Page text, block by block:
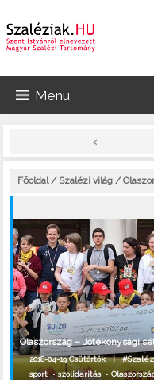
Menü
<
Főoldal/ Szalézi világ /
Olaszország – Jótékonysági
2018-04-19 Csütörtök |
sport •szolidaritás•